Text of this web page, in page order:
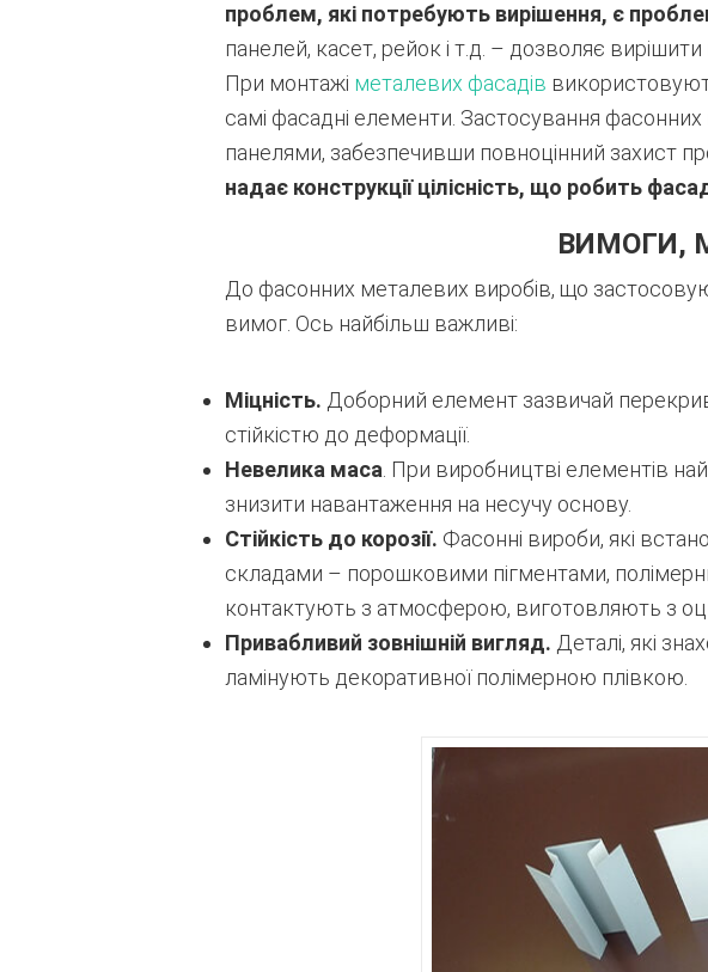
проблем, які потребують вирішення, є
панелей, касет, рейок і т.д. – дозволяє
При монтажі металевих фасадів
самі фасадні елементи. Застосування
панелями, забезпечивши повноцінний захист
надає конструкції цілісність, що робить
ВИМОГИ,
До фасонних металевих виробів, що
вимог. Ось найбільш важливі:
Міцність. Доборний елемент зазвичай
стійкістю до деформації.
Невелика маса . При виробництві елементів
знизити навантаження на несучу основу.
Стійкість до корозії. Фасонні вироби, які
складами – порошковими пігментами,
контактують з атмосферою, виготовляють з
Привабливий зовнішній вигляд. Деталі, які
ламінують декоративної полімерною плівкою.